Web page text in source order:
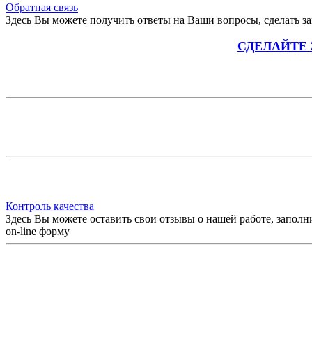
Обратная связь
Здесь Вы можете получить ответы на Ваши вопросы, сделать
Контроль качества
Здесь Вы можете оставить свои отзывы о нашей работе,
on-line форму